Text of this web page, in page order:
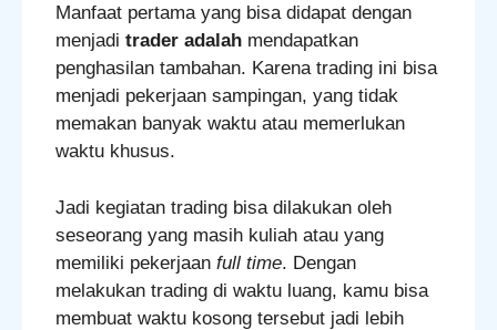
Manfaat pertama yang bisa didapat dengan
menjadi trader adalah mendapatkan
penghasilan tambahan. Karena trading ini bisa
menjadi pekerjaan sampingan, yang tidak
memakan banyak waktu atau memerlukan
waktu khusus.
Jadi kegiatan trading bisa dilakukan oleh
seseorang yang masih kuliah atau yang
memiliki pekerjaan full time. Dengan
melakukan trading di waktu luang, kamu bisa
membuat waktu kosong tersebut jadi lebih